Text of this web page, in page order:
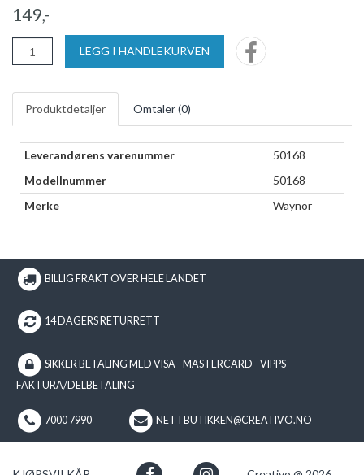
149,-
LEGG I HANDLEKURVEN
Produktdetaljer Omtaler (0)
Leverandørens varenummer
50168
Modellnummer
50168
Merke
Waynor
BILLIG FRAKT OVER HELE LANDET
14 DAGERS RETURRETT
SIKKER BETALING MED VISA - MASTERCARD - VIPPS -
FAKTURA/DELBETALING
7000 7990 NETTBUTIKKEN@CREATIVO.NO